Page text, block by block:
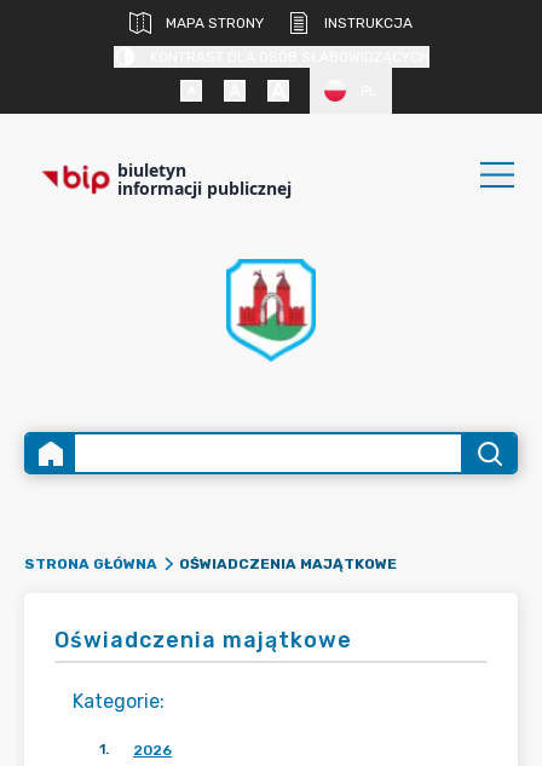
MAPA STRONY
INSTRUKCJA
biuletyn
informacji publicznej
STRONA GŁÓWNA OŚWIADCZENIA MAJĄTKOWE
Oświadczenia majątkowe
Kategorie:
1. 2026